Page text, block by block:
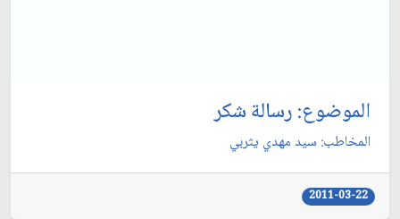
الموضوع: رسالة شكر
المخاطب: سيد مهدي يثربي‏
2011-03-22